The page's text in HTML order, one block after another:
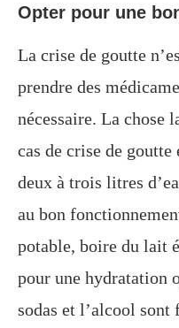
Opter pour une
La crise de goutte
prendre des
nécessaire. La chose
cas de crise de
deux à trois litres
au bon
potable, boire du lait
pour une hydratation
sodas et l’alcool